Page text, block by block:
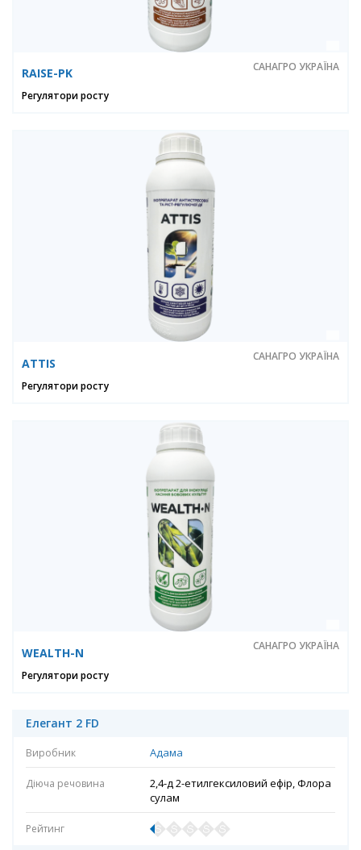
RAISE-PK САНАГРО УКРАЇНА
Регулятори росту
ATTIS САНАГРО УКРАЇНА
Регулятори росту
WEALTH-N САНАГРО УКРАЇНА
Регулятори росту
Елегант 2 FD
Адама
2,4-д 2-етилгексиловий ефір, Флора
сулам